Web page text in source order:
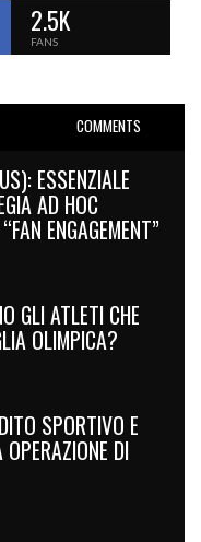
2.5K
FANS
COMMENTS
ESSENZIALE
AD HOC
ENGAGEMENT”
GLI ATLETI CHE
OLIMPICA?
SPORTIVO E
DI